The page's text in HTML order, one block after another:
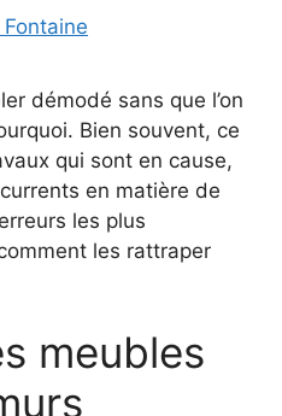
Fontaine
démodé sans que l’on
Bien souvent, ce
qui sont en cause,
en matière de
les plus
les rattraper
meubles